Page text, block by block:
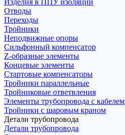
Изделия в ППУ изоляции
Отводы
Переходы
Тройники
Неподвижные опоры
Cильфонный компенсатор
Z-образные элементы
Концевые элементы
Стартовые компенсаторы
Тройники параллельные
Тройниковые ответвления
Элементы трубопровода с кабелем
Тройники с шаровым краном
Детали трубопровода
Детали трубопровода